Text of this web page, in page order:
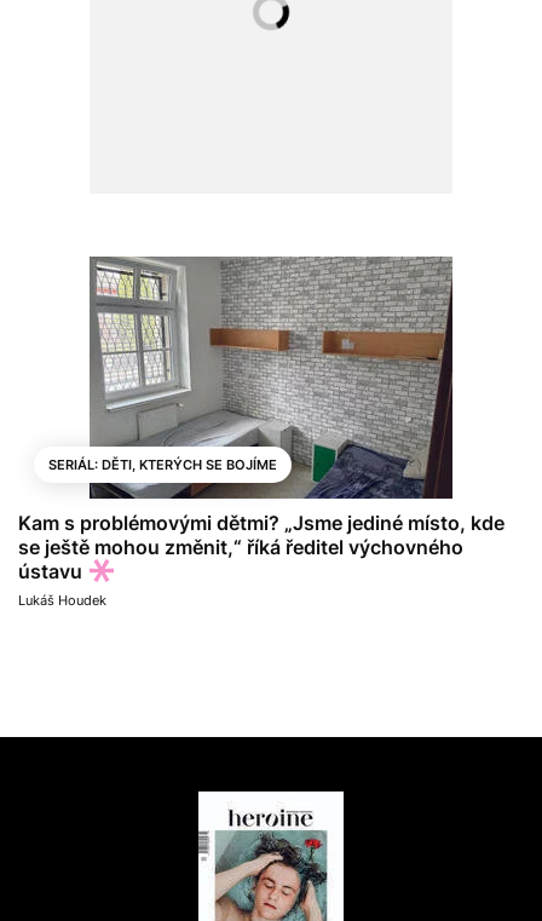
SERIÁL: DĚTI, KTERÝCH SE BOJÍME
Kam s problémovými dětmi? „Jsme jediné místo, kde
se ještě mohou změnit,“ říká ředitel výchovného
ústavu
Lukáš Houdek